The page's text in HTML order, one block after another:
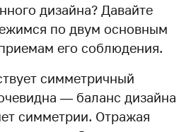
дизайна? Давайте
по двум основным
его соблюдения.
симметричный
— баланс дизайна
симметрии. Отражая